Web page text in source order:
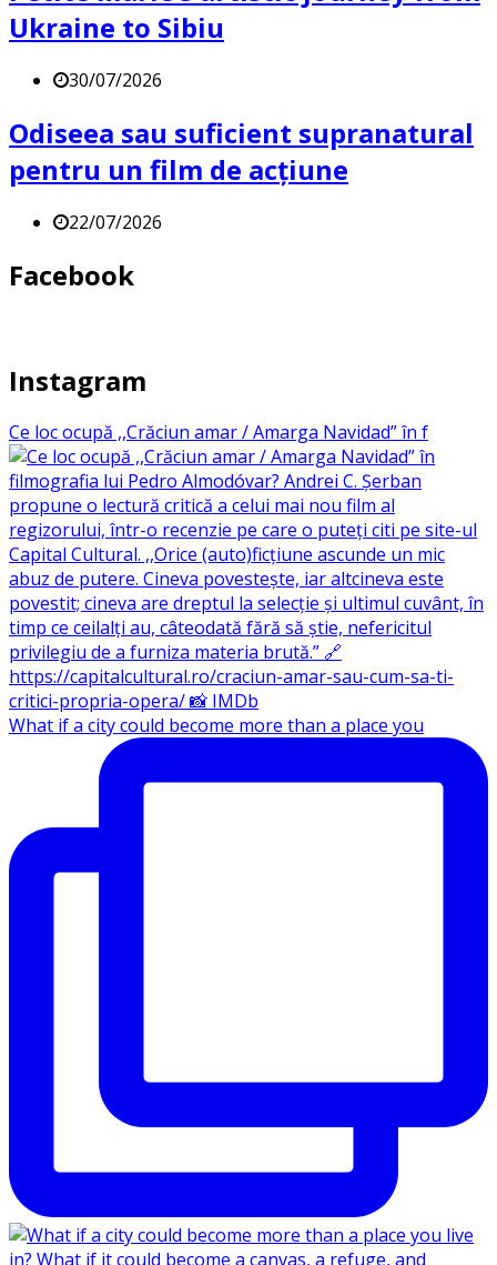
Ukraine to Sibiu
30/07/2026
Odiseea sau suficient supranatural
pentru un film de acțiune
22/07/2026
Facebook
Instagram
Ce loc ocupă ,,Crăciun amar / Amarga Navidad” în f
What if a city could become more than a place you